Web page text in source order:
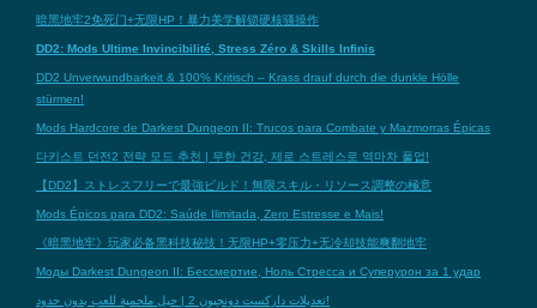
暗黑地牢2免死门+无限HP！暴力美学解锁硬核骚操作
DD2: Mods Ultime Invincibilité, Stress Zéro & Skills Infinis
DD2 Unverwundbarkeit & 100% Kritisch – Krass drauf durch die dunkle Hölle
stürmen!
Mods Hardcore de Darkest Dungeon II: Trucos para Combate y Mazmorras Épicas
다키스트 던전2 전략 모드 추천 | 무한 건강, 제로 스트레스로 역마차 풀업!
【DD2】ストレスフリーで最強ビルド！無限スキル・リソース調整の極意
Mods Épicos para DD2: Saúde Ilimitada, Zero Estresse e Mais!
《暗黑地牢》玩家必备黑科技秘技！无限HP+零压力+无冷却技能爽翻地牢
Моды Darkest Dungeon II: Бессмертие, Ноль Стресса и Суперурон за 1 удар
تعديلات داركست دونجيون 2 | حيل ملحمية للعب بدون حدود!